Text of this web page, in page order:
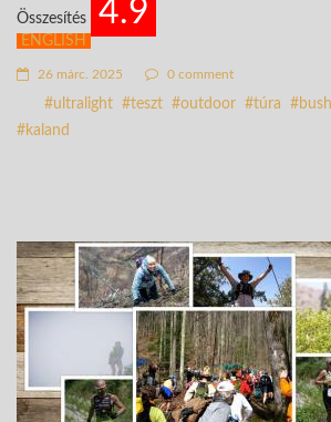
Összesítés 4.9
ENGLISH
26 márc. 2025 0 comment
ultralight teszt outdoor túra
kaland